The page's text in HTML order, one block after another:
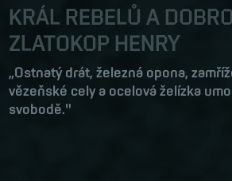
KRÁL REBELŮ A
ZLATOKOP HENRY
„Ostnatý drát, železná opona,
vězeňské cely a ocelová želízka
svobodě."